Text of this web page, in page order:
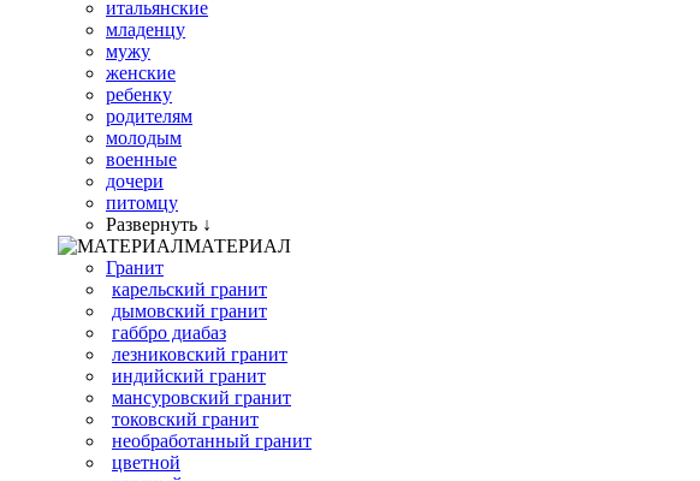
итальянские
младенцу
мужу
женские
ребенку
родителям
молодым
военные
дочери
питомцу
Развернуть ↓
МАТЕРИАЛ
Гранит
карельский гранит
дымовский гранит
габбро диабаз
лезниковский гранит
индийский гранит
мансуровский гранит
токовский гранит
необработанный гранит
цветной